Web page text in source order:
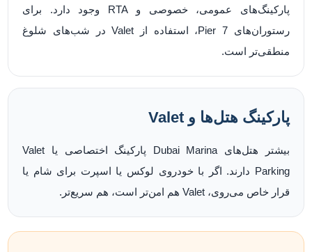
پارکینگ‌های عمومی، خصوصی و RTA وجود دارد. برای
رستوران‌های Pier 7، استفاده از Valet در شب‌های شلوغ
منطقی‌تر است.
پارکینگ هتل‌ها و Valet
بیشتر هتل‌های Dubai Marina پارکینگ اختصاصی یا Valet
Parking دارند. اگر با خودروی لوکس یا اسپرت برای شام یا
قرار خاص می‌روی، Valet هم امن‌تر است، هم سریع‌تر.